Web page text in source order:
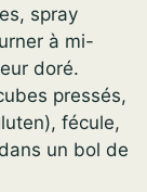
spray
à mi-
doré.
pressés,
fécule,
un bol de